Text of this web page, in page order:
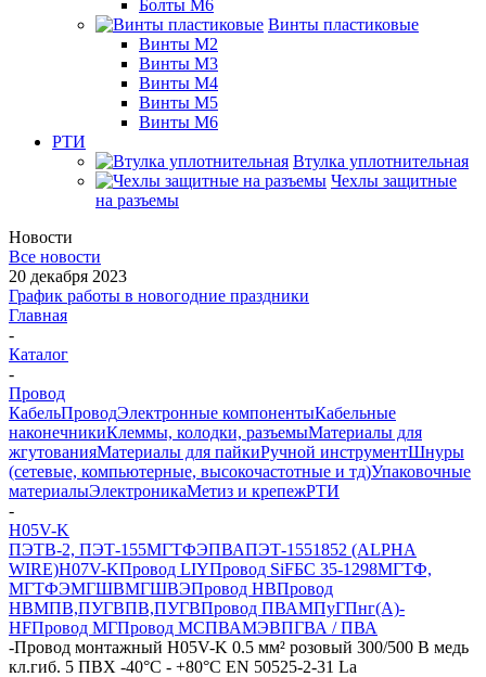
Болты М6
Винты пластиковые
Винты М2
Винты М3
Винты М4
Винты М5
Винты М6
РТИ
Втулка уплотнительная
Чехлы защитные
на разъемы
Новости
Все новости
20 декабря 2023
График работы в новогодние праздники
Главная
-
Каталог
-
Провод
КабельПроводЭлектронные компонентыКабельные
наконечникиКлеммы, колодки, разъемыМатериалы для
жгутованияМатериалы для пайкиРучной инструментШнуры
(сетевые, компьютерные, высокочастотные и тд)Упаковочные
материалыЭлектроникаМетиз и крепежРТИ
-
H05V-K
ПЭТВ-2, ПЭТ-155МГТФЭПВАПЭТ-1551852 (ALPHA
WIRE)H07V-KПровод LIYПровод SiFБС 35-1298МГТФ,
МГТФЭМГШВМГШВЭПровод НВПровод
НВМПВ,ПУГВПВ,ПУГВПровод ПВАМПуГПнг(A)-
HFПровод МГПровод МСПВАМЭВПГВА / ПВА
-Провод монтажный H05V-K 0.5 мм² розовый 300/500 В медь
кл.гиб. 5 ПВХ -40°C - +80°C EN 50525-2-31 La